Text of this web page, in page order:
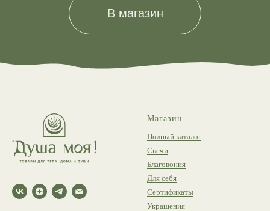
В магазин
Магазин
Полный каталог
Свечи
Благовония
Для себя
Сертификаты
Украшения